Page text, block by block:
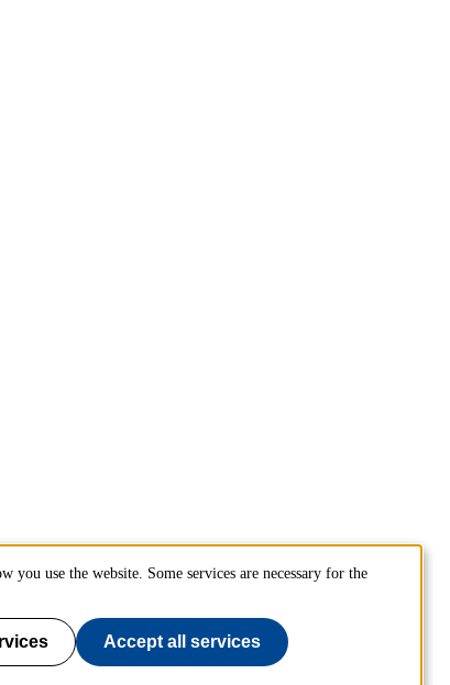
you use the website. Some services are necessary for the
Accept all services